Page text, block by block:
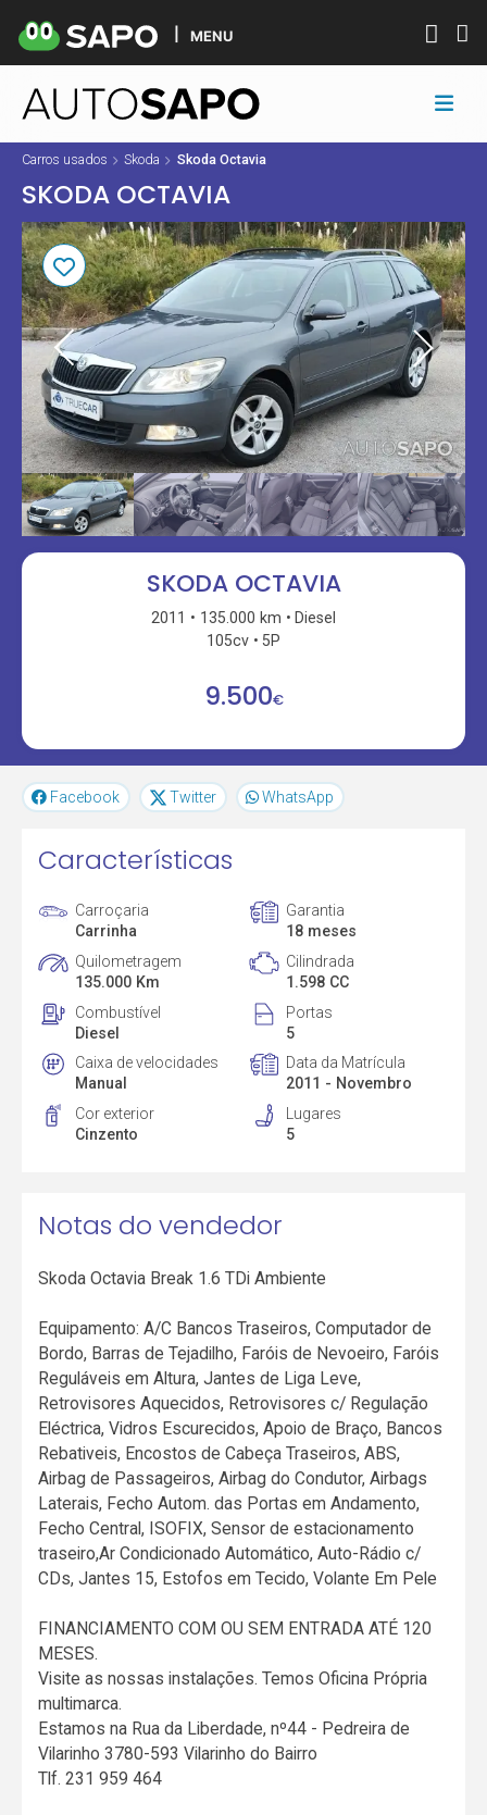
MENU
Carros usados Skoda Skoda Octavia
SKODA OCTAVIA
SKODA OCTAVIA
2011 135.000 km
Diesel
105cv
5P
9.500€
Facebook Twitter WhatsApp
Características
Carroçaria
Carrinha
Garantia
18 meses
Quilometragem
135.000 Km
Cilindrada
1.598 CC
Combustível
Diesel
Portas
5
Caixa de velocidades
Manual
Data da Matrícula
2011 - Novembro
Cor exterior
Cinzento
Lugares
5
Notas do vendedor
Skoda Octavia Break 1.6 TDi Ambiente
Equipamento: A/C Bancos Traseiros, Computador de
Bordo, Barras de Tejadilho, Faróis de Nevoeiro, Faróis
Reguláveis em Altura, Jantes de Liga Leve,
Retrovisores Aquecidos, Retrovisores c/ Regulação
Eléctrica, Vidros Escurecidos, Apoio de Braço, Bancos
Rebativeis, Encostos de Cabeça Traseiros, ABS,
Airbag de Passageiros, Airbag do Condutor, Airbags
Laterais, Fecho Autom. das Portas em Andamento,
Fecho Central, ISOFIX, Sensor de estacionamento
traseiro,Ar Condicionado Automático, Auto-Rádio c/
CDs, Jantes 15, Estofos em Tecido, Volante Em Pele
FINANCIAMENTO COM OU SEM ENTRADA ATÉ 120
MESES.
Visite as nossas instalações. Temos Oficina Própria
multimarca.
Estamos na Rua da Liberdade, nº44 - Pedreira de
Vilarinho 3780-593 Vilarinho do Bairro
Tlf. 231 959 464